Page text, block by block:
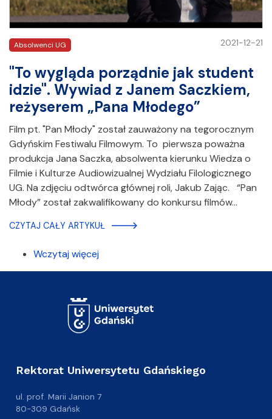
Absolwenci UG 2021-12-21
"To wygląda porządnie jak student
idzie". Wywiad z Janem Saczkiem,
reżyserem „Pana Młodego”
Film pt. "Pan Młody" został zauważony na tegorocznym
Gdyńskim Festiwalu Filmowym. To pierwsza poważna
produkcja Jana Saczka, absolwenta kierunku Wiedza o
Filmie i Kulturze Audiowizualnej Wydziału Filologicznego
UG. Na zdjęciu odtwórca głównej roli, Jakub Zając. “Pan
Młody” został zakwalifikowany do konkursu filmów…
CZYTAJ CAŁY ARTYKUŁ
Wczytaj więcej
Rektorat Uniwersytetu Gdańskiego
ul. prof. Marii Janion 7
80-309 Gdańsk